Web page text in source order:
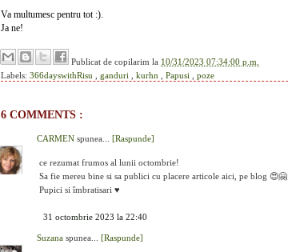
Va multumesc pentru tot :).
Ja ne!
Publicat de copilarim la 10/31/2023 07:34:00 p.m.
Labels: 366dayswithRisu ganduri kurhn Papusi poze
6 COMMENTS :
CARMEN spunea... [Raspunde]
ce rezumat frumos al lunii octombrie!
Sa fie mereu bine si sa publici cu placere articole aici, pe blog 😍🤗
Pupici si îmbratisari ♥
31 octombrie 2023 la 22:40
Suzana spunea... [Raspunde]